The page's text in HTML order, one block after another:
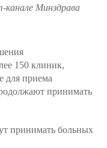
канале Минздрава
150 клиник,
для приема
принимать
принимать больных